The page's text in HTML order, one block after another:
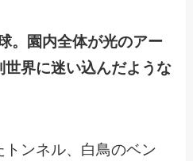
。園内全体が光のアー
世界に迷い込んだような
ンネル、白鳥のベン